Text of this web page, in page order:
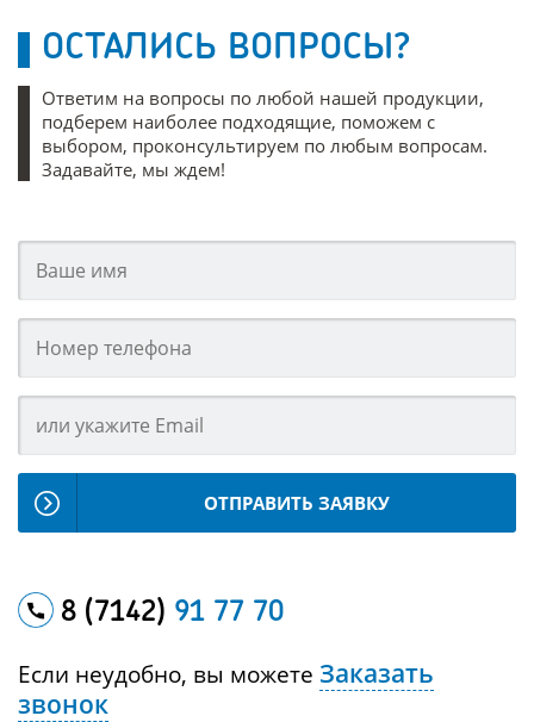
ОСТАЛИСЬ ВОПРОСЫ?
Ответим на вопросы по любой нашей продукции,
подберем наиболее подходящие, поможем с
выбором, проконсультируем по любым вопросам.
Задавайте, мы ждем!
ОТПРАВИТЬ ЗАЯВКУ
8 (7142) 91 77 70
Если неудобно, вы можете Заказать
звонок